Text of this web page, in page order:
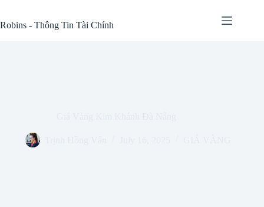
content
Robins - Thông Tin Tài Chính